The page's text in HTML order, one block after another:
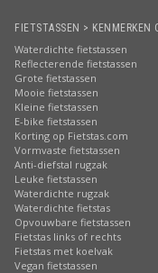
FIETSTASSEN > KENMERKEN
Waterdichte fietstassen
Reflecterende fietstassen
Grote fietstassen
Mooie fietstassen
Kleine fietstassen
E-bike fietstassen
Korting op Fietstas.com
Vormvaste fietstassen
Anti-diefstal rugzak
Leuke fietstassen
Waterdichte rugzak
Waterdichte fietstas
Opvouwbare fietstassen
Fietstas links of rechts
Fietstas met koelvak
Vegan fietstassen